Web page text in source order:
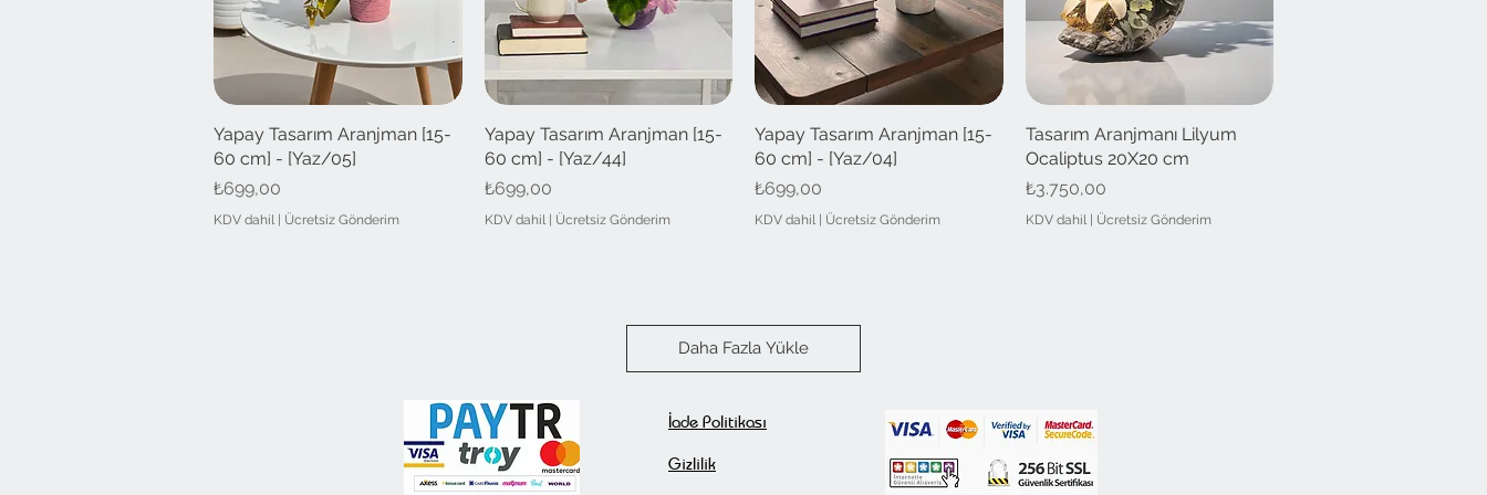
Hızlı Bakış
Yapay Tasarım Aranjman [15-
60 cm] - [Yaz/05]
Fiyat
₺699,00
KDV dahil Ücretsiz Gönderim
Hızlı Bakış
Yapay Tasarım Aranjman [15-
60 cm] - [Yaz/44]
Fiyat
₺699,00
KDV dahil| Ücretsiz Gönderim
Hızlı Bakış
Yapay Tasarım Aranjman [15-
60 cm] - [Yaz/04]
Fiyat
₺699,00
KDV dahil Ücretsiz Gönderim
Hızlı Bakış
Tasarım Aranjmanı Lilyum
Ocaliptus 20X20 cm
Fiyat
₺3.750,00
KDV dahil| Ücretsiz Gönderim
Daha Fazla Yükle
İade Politikası
Gizlilik